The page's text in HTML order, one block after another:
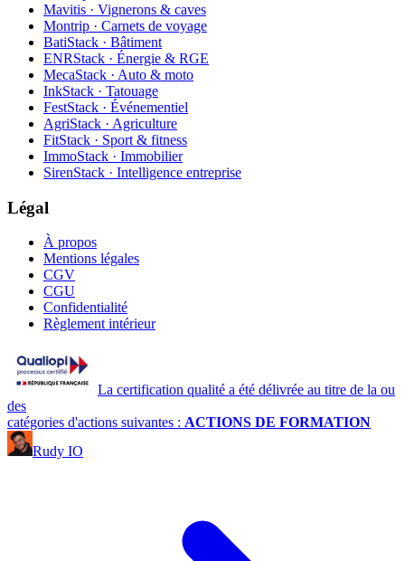
Mavitis · Vignerons & caves
Montrip · Carnets de voyage
BatiStack · Bâtiment
ENRStack · Énergie & RGE
MecaStack · Auto & moto
InkStack · Tatouage
FestStack · Événementiel
AgriStack · Agriculture
FitStack · Sport & fitness
ImmoStack · Immobilier
SirenStack · Intelligence entreprise
Légal
À propos
Mentions légales
CGV
CGU
Confidentialité
Règlement intérieur
La certification qualité a été délivrée au titre de la ou
des
catégories d'actions suivantes : ACTIONS DE FORMATION
Rudy IO